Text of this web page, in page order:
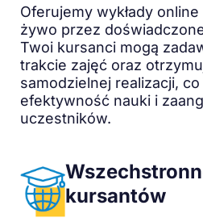
Oferujemy wykłady
żywo przez
Twoi kursanci mogą
trakcie zajęć oraz
samodzielnej realizacji,
efektywność nauki i
uczestników.
kursantów